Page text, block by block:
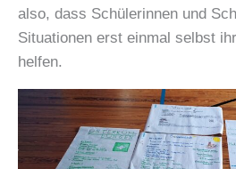
also, dass Schülerinnen und
Situationen erst einmal selbst
helfen.